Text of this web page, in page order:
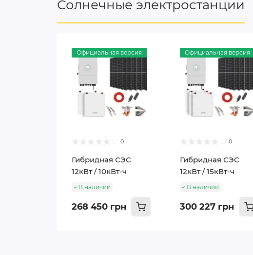
Солнечные электростанции
Официальная версия
0
Гибридная СЭС
12кВт / 10кВт-ч
В наличии
268 450 грн
Официальная версия
0
Гибридная СЭС
12кВт / 15кВт-ч
В наличии
300 227 грн